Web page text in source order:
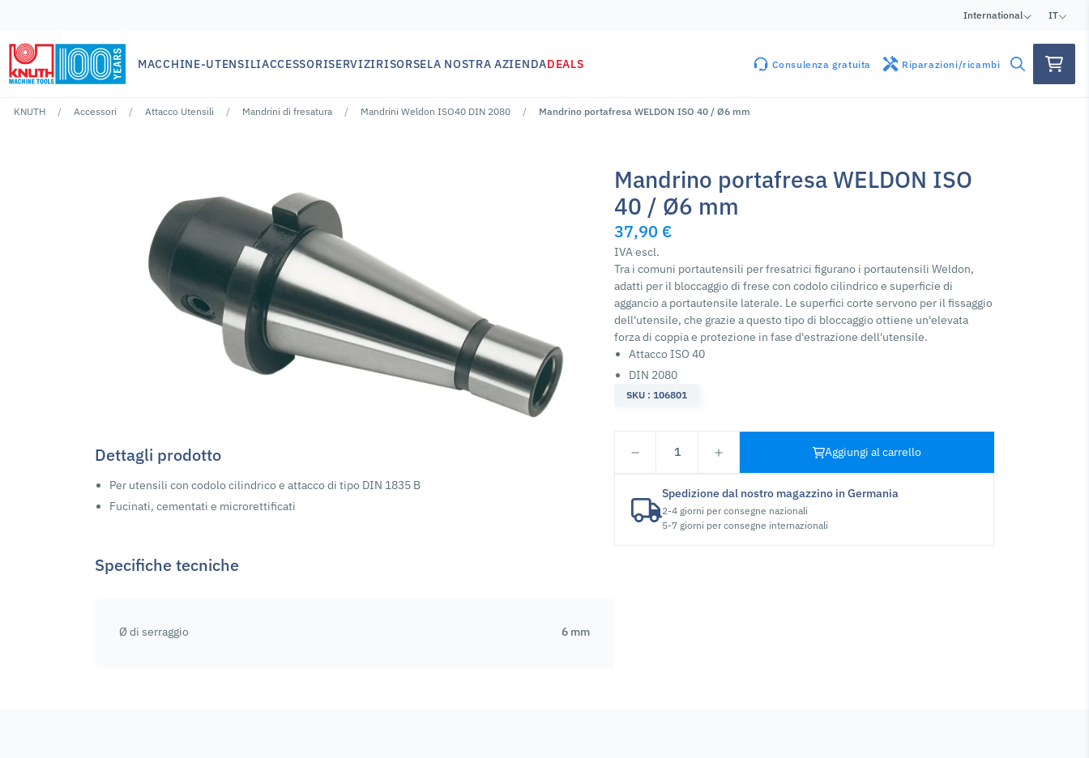
International IT
MACCHINE-UTENSILIACCESSORISERVIZIRISORSELA NOSTRA AZIENDADEALS Consulenza gratuita Riparazioni/ricambi
KNUTH Accessori Attacco Utensili Mandrini di fresatura Mandrini Weldon ISO40 DIN 2080 Mandrino portafresa WELDON ISO 40 / Ø6 mm
Dettagli prodotto
Per utensili con codolo cilindrico e attacco di tipo DIN 1835 B
Fucinati, cementati e microrettificati
Specifiche tecniche
Ø di serraggio 6 mm
Mandrino portafresa WELDON ISO
40 / Ø6 mm
37,90 €
IVA escl.
Tra i comuni portautensili per fresatrici figurano i portautensili Weldon,
adatti per il bloccaggio di frese con codolo cilindrico e superficie di
aggancio a portautensile laterale. Le superfici corte servono per il fissaggio
dell'utensile, che grazie a questo tipo di bloccaggio ottiene un'elevata
forza di coppia e protezione in fase d'estrazione dell'utensile.
Attacco ISO 40
DIN 2080
SKU : 106801
1 Aggiungi al carrello
Spedizione dal nostro magazzino in Germania
2-4 giorni per consegne nazionali
5-7 giorni per consegne internazionali